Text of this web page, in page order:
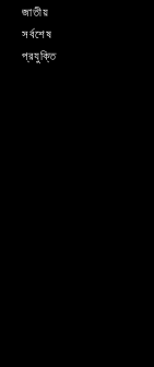
জাতীয়
সর্বশেষ
প্রযুক্তি